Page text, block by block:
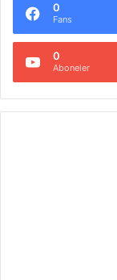
0
Fans
0
Aboneler